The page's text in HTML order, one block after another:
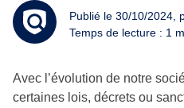
Publié le 30/10/2024,
Temps de lecture : 1
Avec l’évolution de notre
certaines lois, décrets ou